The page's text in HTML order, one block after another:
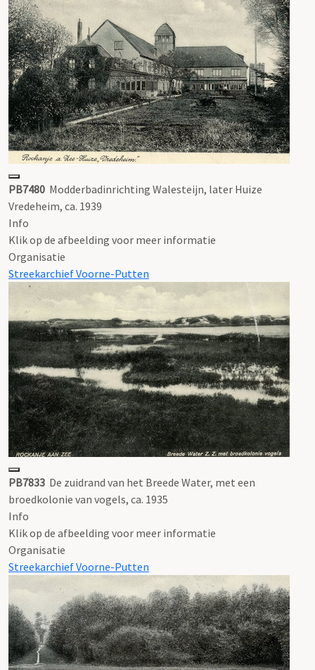
PB7480 Modderbadinrichting Walesteijn, later Huize
Vredeheim, ca. 1939
Info
Klik op de afbeelding voor meer informatie
Organisatie
Streekarchief Voorne-Putten
PB7833 De zuidrand van het Breede Water, met een
broedkolonie van vogels, ca. 1935
Info
Klik op de afbeelding voor meer informatie
Organisatie
Streekarchief Voorne-Putten